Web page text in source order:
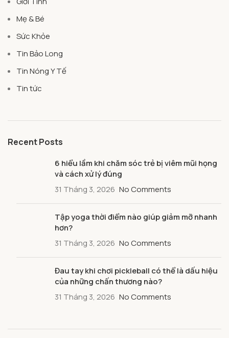
Mẹ & Bé
Sức Khỏe
Tin Bảo Long
Tin Nóng Y Tế
Tin tức
Recent Posts
6 hiểu lầm khi chăm sóc trẻ bị viêm mũi họng
và cách xử lý đúng
31 Tháng 3, 2026 No Comments
Tập yoga thời điểm nào giúp giảm mỡ nhanh
hơn?
31 Tháng 3, 2026 No Comments
Đau tay khi chơi pickleball có thể là dấu hiệu
của những chấn thương nào?
31 Tháng 3, 2026 No Comments